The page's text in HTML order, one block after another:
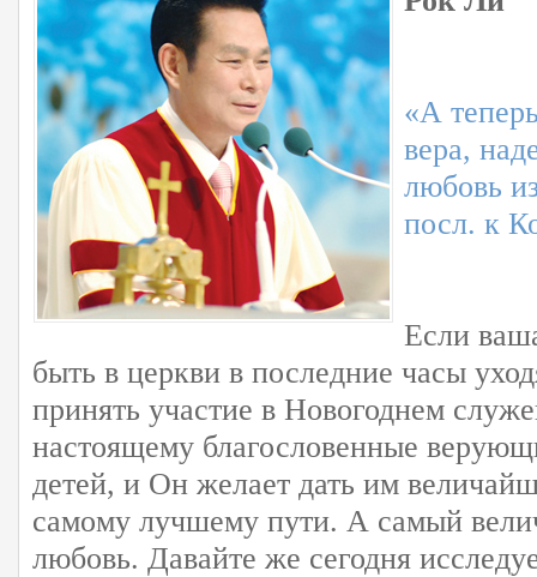
«А
вера,
любовь
посл. к
Если
быть в церкви в последние часы
принять участие в Новогоднем
настоящему благословенные
детей, и Он желает дать им
самому лучшему пути. А самый
любовь. Давайте же сегодня